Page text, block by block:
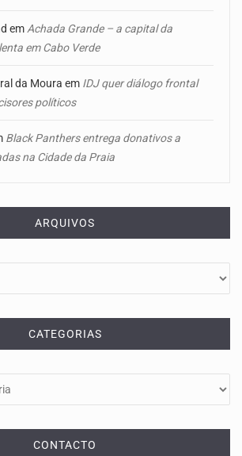
em Achada Grande – a capital da
em Cabo Verde
da Moura em IDJ quer diálogo frontal
políticos
Black Panthers entrega donativos a
na Cidade da Praia
ARQUIVOS
CATEGORIAS
CONTACTO